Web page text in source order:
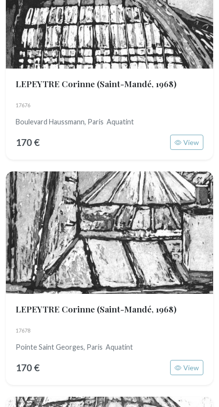
LEPEYTRE Corinne (Saint-Mandé, 1968)
17676
Boulevard Haussmann, Paris Aquatint
170 € View
LEPEYTRE Corinne (Saint-Mandé, 1968)
17678
Pointe Saint Georges, Paris Aquatint
170 € View